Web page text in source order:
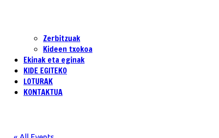
Zerbitzuak
Kideen txokoa
Ekinak eta eginak
KIDE EGITEKO
LOTURAK
KONTAKTUA